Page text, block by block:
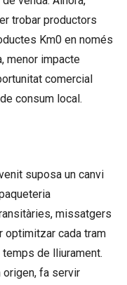
trobar productors
Km0 en només
menor impacte
comercial
consum local.
suposa un canvi
missatgers
optimitzar cada tram
de lliurament.
origen, fa servir